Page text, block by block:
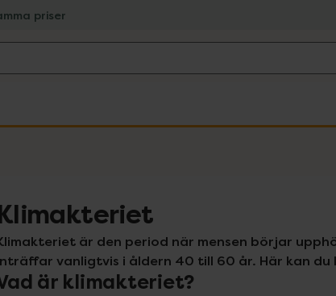
priser
är den period när mensen börjar
vanligtvis i åldern 40 till 60 år. Här kan
är klimakteriet?